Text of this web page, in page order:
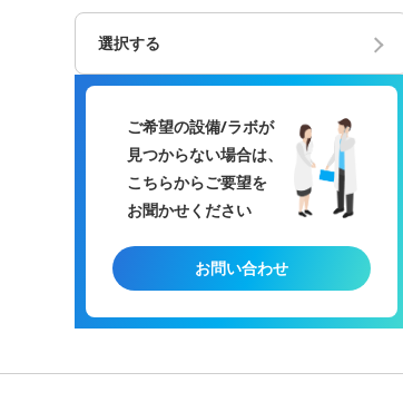
選択する
ご希望の設備/ラボが
見つからない場合は、
こちらからご要望を
お聞かせください
お問い合わせ